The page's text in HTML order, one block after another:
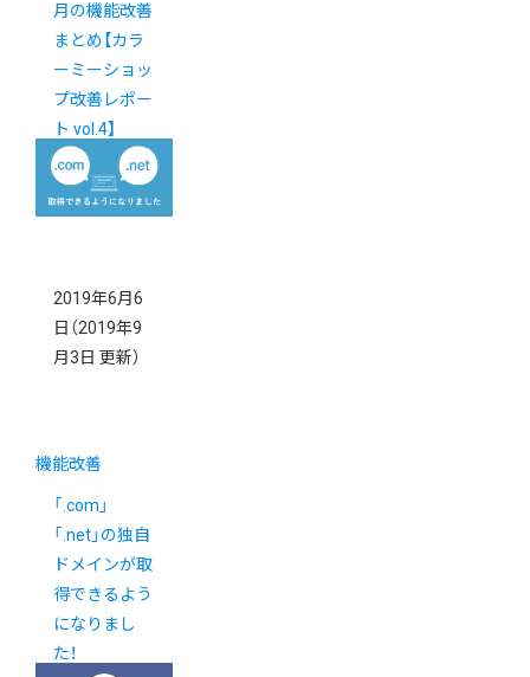
月の機能改善
まとめ【カラ
ーミーショッ
プ改善レポー
ト vol.4】
2019年6月6
日 （2019年9
月3日 更新）
機能改善
「.com」
「.net」の独自
ドメインが取
得できるよう
になりまし
た！